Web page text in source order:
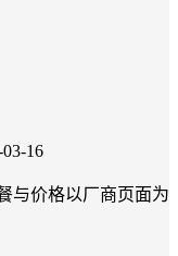
16
与价格以厂商页面为